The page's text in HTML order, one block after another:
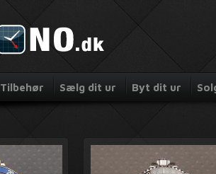
Tilbehør Sælg dit ur Byt dit ur